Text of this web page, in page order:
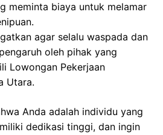
meminta biaya untuk melamar
agar selalu waspada dan
oleh pihak yang
Lowongan Pekerjaan
Utara.
Anda adalah individu yang
dedikasi tinggi, dan ingin